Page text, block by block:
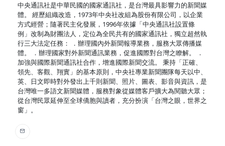
中央通訊社是中華民國的國家通訊社，是台灣最具影響力的新聞媒
體。 經歷組織改造，1973年中央社改組為股份有限公司，以企業
方式經營；隨著民主化發展，1996年依據「中央通訊社設置條
例」改制為財團法人，定位為全民共有的國家通訊社，獨立超然執
行三大法定任務： ．辦理國內外新聞報導業務，服務大眾傳播媒
體。 ．辦理國家對外新聞通訊業務，促進國際對台灣之瞭解。 ．
加強與國際新聞通訊社合作，增進國際新聞交流。 秉持「正確、
領先、客觀、翔實」的基本原則，中央社專業新聞團隊每天以中、
英、日文即時對外發出上千則新聞、照片、圖表、影音與資訊，是
台灣唯一多語文新聞媒體，服務對象從媒體客戶擴大為閱聽大眾；
從台灣民眾延伸至全球僑胞與讀者，充分扮演「台灣之眼，世界之
窗」。